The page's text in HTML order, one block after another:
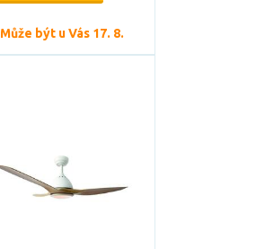
Může být u Vás 17. 8.